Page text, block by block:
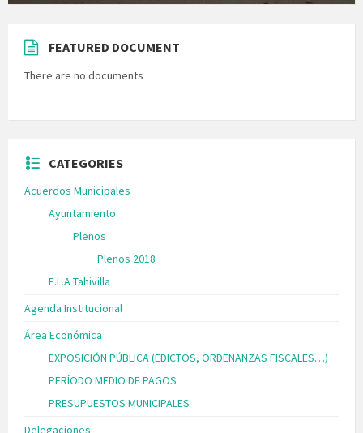
FEATURED DOCUMENT
There are no documents
CATEGORIES
Acuerdos Municipales
Ayuntamiento
Plenos
Plenos 2018
E.L.A Tahivilla
Agenda Institucional
Área Económica
EXPOSICIÓN PÚBLICA (EDICTOS, ORDENANZAS FISCALES…)
PERÍODO MEDIO DE PAGOS
PRESUPUESTOS MUNICIPALES